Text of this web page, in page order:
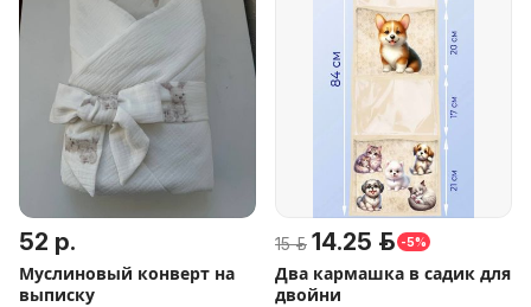
52 р.
Муслиновый конверт на
выписку
15 р. 14.25 р. -5%
Два кармашка в садик для
двойни